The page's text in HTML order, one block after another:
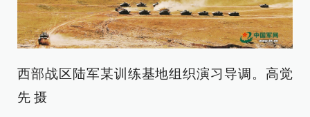
西部战区陆军某训练基地组织演习导调。高觉
先 摄